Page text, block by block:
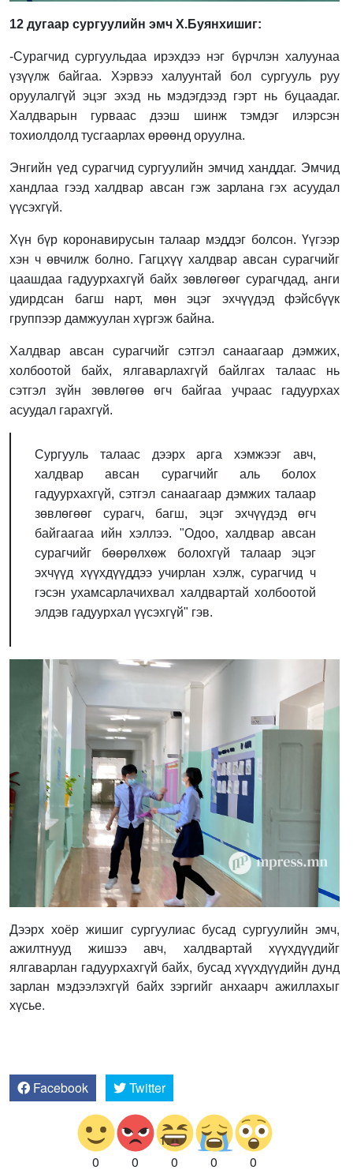
12 дугаар сургуулийн эмч Х.Буянхишиг:
-Сурагчид сургуульдаа ирэхдээ нэг бүрчлэн халуунаа
үзүүлж байгаа. Хэрвээ халуунтай бол сургууль руу
оруулалгүй эцэг эхэд нь мэдэгдээд гэрт нь буцаадаг.
Халдварын гурваас дээш шинж тэмдэг илэрсэн
тохиолдолд тусгаарлах өрөөнд оруулна.
Энгийн үед сурагчид сургуулийн эмчид ханддаг. Эмчид
хандлаа гээд халдвар авсан гэж зарлана гэх асуудал
үүсэхгүй.
Хүн бүр коронавирусын талаар мэддэг болсон. Үүгээр
хэн ч өвчилж болно. Гагцхүү халдвар авсан сурагчийг
цаашдаа гадуурхахгүй байх зөвлөгөөг сурагчдад, анги
удирдсан багш нарт, мөн эцэг эхчүүдэд фэйсбүүк
группээр дамжуулан хүргэж байна.
Халдвар авсан сурагчийг сэтгэл санаагаар дэмжих,
холбоотой байх, ялгаварлахгүй байлгах талаас нь
сэтгэл зүйн зөвлөгөө өгч байгаа учраас гадуурхах
асуудал гарахгүй.
Сургууль талаас дээрх арга хэмжээг авч,
халдвар авсан сурагчийг аль болох
гадуурхахгүй, сэтгэл санаагаар дэмжих талаар
зөвлөгөөг сурагч, багш, эцэг эхчүүдэд өгч
байгаагаа ийн хэллээ. "Одоо, халдвар авсан
сурагчийг бөөрөлхөж болохгүй талаар эцэг
эхчүүд хүүхдүүддээ учирлан хэлж, сурагчид ч
гэсэн ухамсарлачихвал халдвартай холбоотой
элдэв гадуурхал үүсэхгүй" гэв.
Дээрх хоёр жишиг сургуулиас бусад сургуулийн эмч,
ажилтнууд жишээ авч, халдвартай хүүхдүүдийг
ялгаварлан гадуурхахгүй байх, бусад хүүхдүүдийн дунд
зарлан мэдээлэхгүй байх зэргийг анхаарч ажиллахыг
хүсье.
Facebook Twitter
0 0 0 0 0